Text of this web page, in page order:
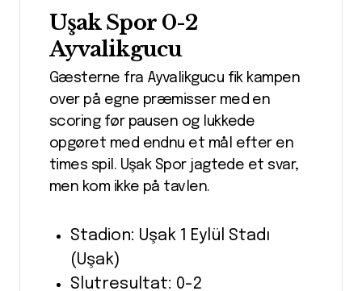
Uşak Spor 0-2
Ayvalikgucu
Gæsterne fra Ayvalikgucu fik kampen
over på egne præmisser med en
scoring før pausen og lukkede
opgøret med endnu et mål efter en
times spil. Uşak Spor jagtede et svar,
men kom ikke på tavlen.
Stadion: Uşak 1 Eylül Stadı
(Uşak)
Slutresultat: 0-2